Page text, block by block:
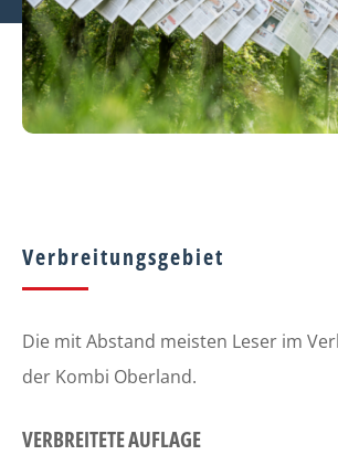
Verbreitungsgebiet
Die mit Abstand meisten Leser im
der Kombi Oberland.
VERBREITETE AUFLAGE